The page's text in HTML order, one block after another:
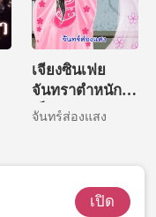
เจียงซินเฟย
จันทราตำหนัก
เย็น
จันทร์ส่องแสง
เปิด